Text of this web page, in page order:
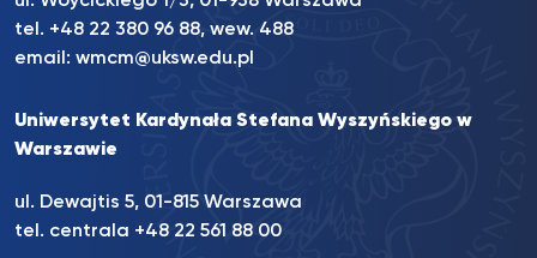
tel. +48 22 380 96 88, wew. 488
email: wmcm@uksw.edu.pl
Uniwersytet Kardynała Stefana Wyszyńskiego w
Warszawie
ul. Dewajtis 5, 01-815 Warszawa
tel. centrala +48 22 561 88 00